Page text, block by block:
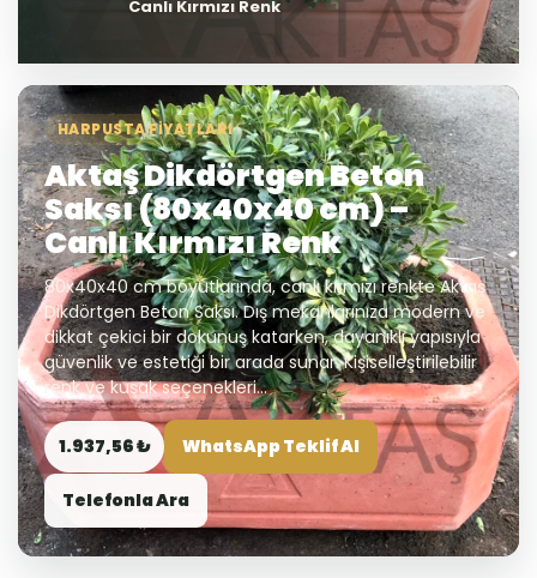
Canlı Kırmızı Renk
HARPUSTA FIYATLARI
Aktaş Dikdörtgen Beton
Saksı (80x40x40 cm) –
Canlı Kırmızı Renk
80x40x40 cm boyutlarında, canlı kırmızı renkte Aktaş
Dikdörtgen Beton Saksı. Dış mekanlarınıza modern ve
dikkat çekici bir dokunuş katarken, dayanıklı yapısıyla
güvenlik ve estetiği bir arada sunar. Kişiselleştirilebilir
renk ve kuşak seçenekleri...
1.937,56 ₺ WhatsApp Teklif Al
Telefonla Ara